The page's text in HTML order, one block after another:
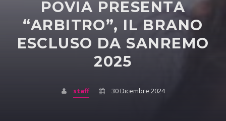
POVIA PRESENTA
“ARBITRO”, IL BRANO
ESCLUSO DA SANREMO
2025
staff 30 Dicembre 2024